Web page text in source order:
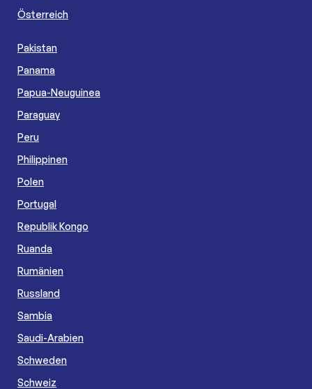
Österreich
Pakistan
Panama
Papua-Neuguinea
Paraguay
Peru
Philippinen
Polen
Portugal
Republik Kongo
Ruanda
Rumänien
Russland
Sambia
Saudi-Arabien
Schweden
Schweiz